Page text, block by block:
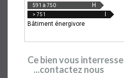
591 à 750 H
> 751
I
Bâtiment énergivore
Ce bien vous
...contactez nous